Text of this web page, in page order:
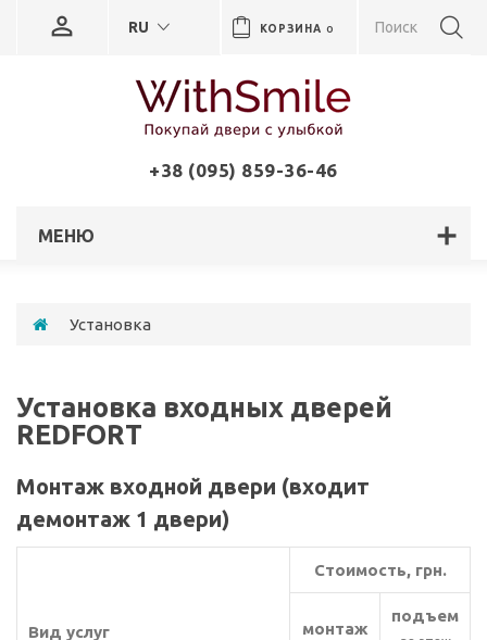
КОРЗИНА 0
RU
+38 (095) 859-36-46
МЕНЮ
Установка
Установка входных дверей
REDFORT
Монтаж входной двери (входит
демонтаж 1 двери)
Вид услуг
Стоимость, грн.
монтаж
подъем